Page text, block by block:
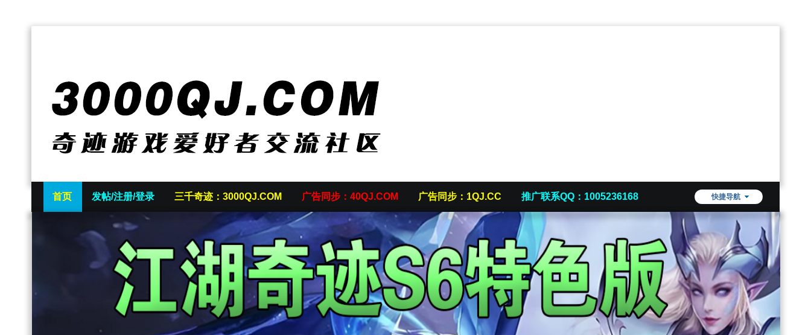
快捷导航
首页 发帖/注册/登录 三千奇迹：3000QJ.COM 广告同步：40QJ.COM 广告同步：1QJ.CC 推广联系QQ：1005236168